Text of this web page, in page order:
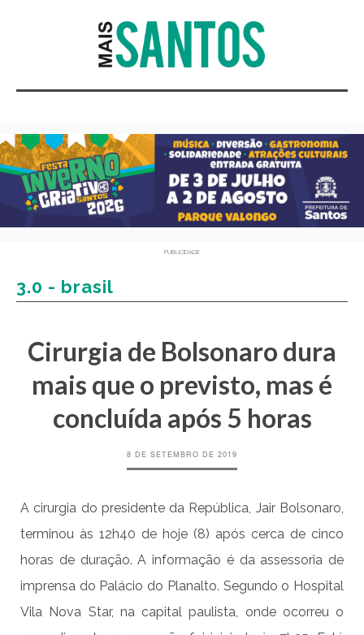
PUBLICIDADE
3.0 - brasil
Cirurgia de Bolsonaro dura
mais que o previsto, mas é
concluída após 5 horas
8 DE SETEMBRO DE 2019
A cirurgia do presidente da República, Jair Bolsonaro,
terminou às 12h40 de hoje (8) após cerca de cinco
horas de duração. A informação é da assessoria de
imprensa do Palácio do Planalto. Segundo o Hospital
Vila Nova Star, na capital paulista, onde ocorreu o